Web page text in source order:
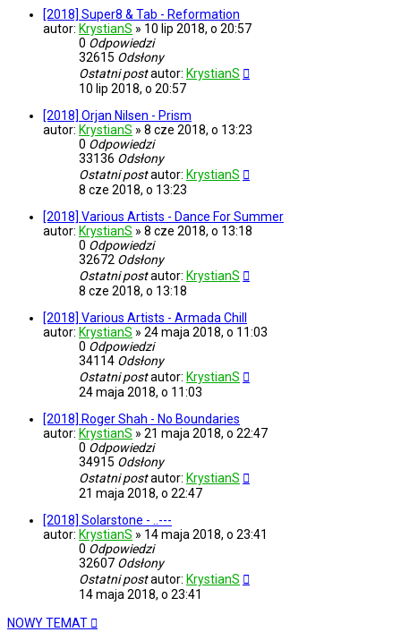
[2018] Super8 & Tab - Reformation
autor: KrystianS » 10 lip 2018, o 20:57
0 Odpowiedzi
32615 Odsłony
Ostatni postautor: KrystianS
10 lip 2018, o 20:57
[2018] Orjan Nilsen - Prism
autor: KrystianS » 8 cze 2018, o 13:23
0 Odpowiedzi
33136 Odsłony
Ostatni postautor: KrystianS
8 cze 2018, o 13:23
[2018] Various Artists - Dance For Summer
autor: KrystianS » 8 cze 2018, o 13:18
0 Odpowiedzi
32672 Odsłony
Ostatni postautor: KrystianS
8 cze 2018, o 13:18
[2018] Various Artists - Armada Chill
autor: KrystianS » 24 maja 2018, o 11:03
0 Odpowiedzi
34114 Odsłony
Ostatni postautor: KrystianS
24 maja 2018, o 11:03
[2018] Roger Shah - No Boundaries
autor: KrystianS » 21 maja 2018, o 22:47
0 Odpowiedzi
34915 Odsłony
Ostatni postautor: KrystianS
21 maja 2018, o 22:47
[2018] Solarstone - ..---
autor: KrystianS » 14 maja 2018, o 23:41
0 Odpowiedzi
32607 Odsłony
Ostatni postautor: KrystianS
14 maja 2018, o 23:41
NOWY TEMAT